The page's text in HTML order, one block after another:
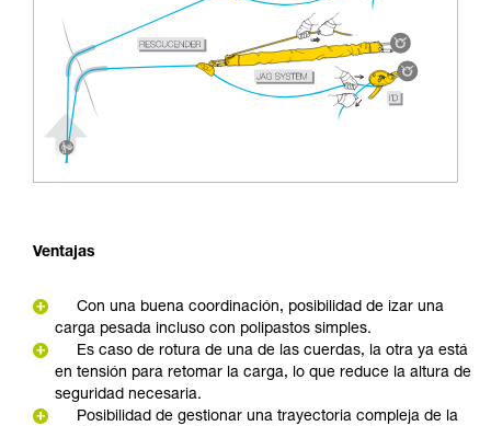
Ventajas
Con una buena coordinación, posibilidad de izar una
carga pesada incluso con polipastos simples.
Es caso de rotura de una de las cuerdas, la otra ya está
en tensión para retomar la carga, lo que reduce la altura de
seguridad necesaria.
Posibilidad de gestionar una trayectoria compleja de la